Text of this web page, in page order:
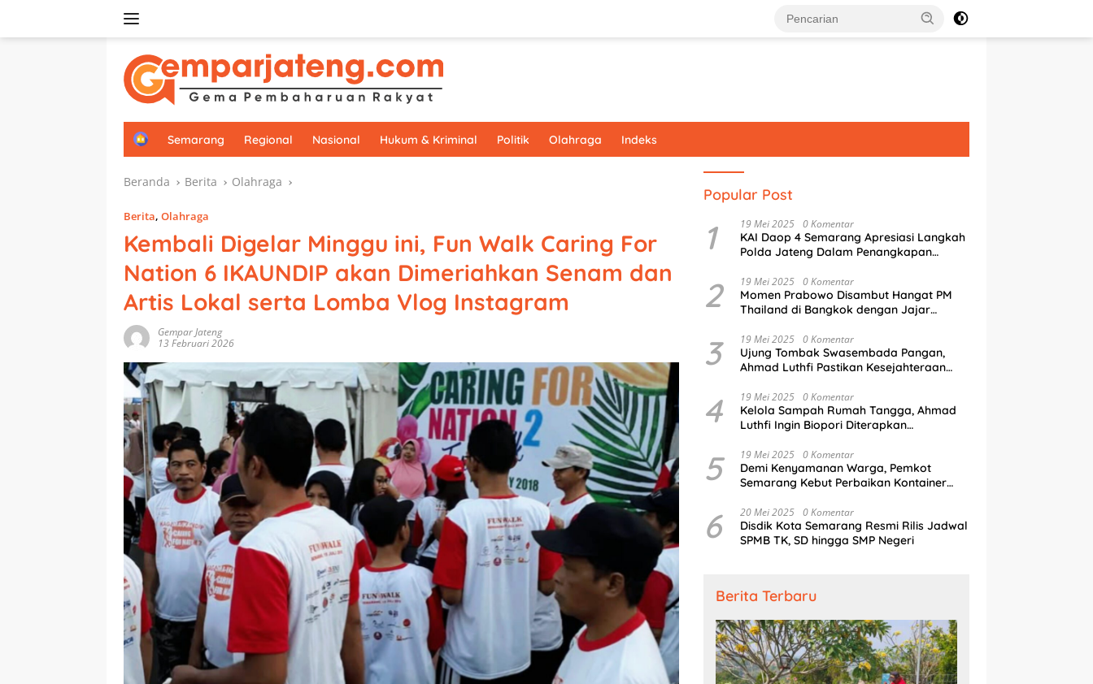
H
e
Semarang Regional Nasional Hukum & Kriminal Politik Olahraga Indeks
Beranda Berita Olahraga
Berita, Olahraga
Kembali Digelar Minggu ini, Fun Walk Caring For
Nation 6 IKAUNDIP akan Dimeriahkan Senam dan
Artis Lokal serta Lomba Vlog Instagram
Gempar Jateng
13 Februari 2026
Popular Post
1 19 Mei 2025 0 Komentar
KAI Daop 4 Semarang Apresiasi Langkah
Polda Jateng Dalam Penangkapan
Perusahaan
2 19 Mei 2025 0 Komentar
Momen Prabowo Disambut Hangat PM
Thailand di Bangkok dengan Jajar
3 19 Mei 2025 0 Komentar
Ujung Tombak Swasembada Pangan,
Ahmad Luthfi Pastikan Kesejahteraan
4 19 Mei 2025 0 Komentar
Kelola Sampah Rumah Tangga, Ahmad
Luthfi Ingin Biopori Diterapkan
5 19 Mei 2025 0 Komentar
Demi Kenyamanan Warga, Pemkot
Semarang Kebut Perbaikan Kontainer
6 20 Mei 2025 0 Komentar
Disdik Kota Semarang Resmi Rilis Jadwal
SPMB TK, SD hingga SMP Negeri
Berita Terbaru